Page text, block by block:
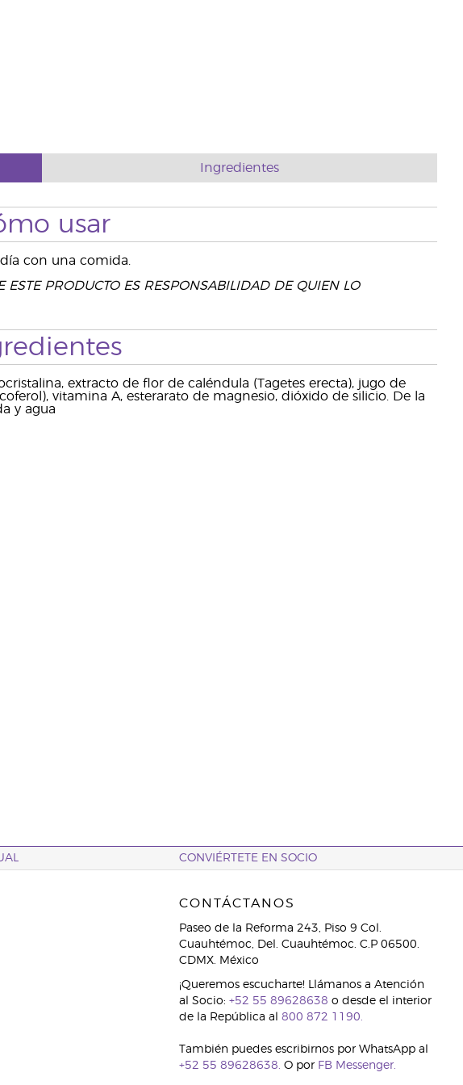
Ingredientes
usar
con una comida.
PRODUCTO ES RESPONSABILIDAD DE QUIEN LO
extracto de flor de caléndula (Tagetes erecta), jugo de
vitamina A, esterarato de magnesio, dióxido de silicio. De la
y agua
CONVIÉRTETE EN SOCIO
CONTÁCTANOS
Paseo de la Reforma 243, Piso 9 Col.
Cuauhtémoc, Del. Cuauhtémoc. C.P 06500.
CDMX. México
¡Queremos escucharte! Llámanos a Atención
al Socio: +52 55 89628638 o desde el interior
de la República al 800 872 1190.
También puedes escribirnos por WhatsApp al
+52 55 89628638. O por FB Messenger.